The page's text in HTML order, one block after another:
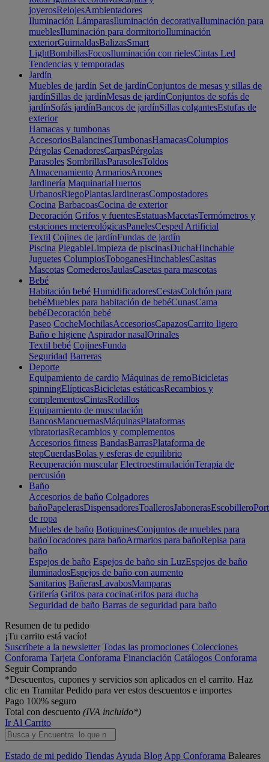
joyerosRelojesAmbientadores
Iluminación LámparasIluminación decorativaIluminación para
mueblesIluminación para dormitorioIluminación
exteriorGuirnaldasBalizasSmart
LightBombillasFocosIluminación con rielesCintas Led
Tendencias y temporadas
Jardín
Muebles de jardín Set de jardínConjuntos de mesas y sillas de
jardínSillas de jardínMesas de jardínConjuntos de sofás de
jardínSofás jardínBancos de jardínSillas colgantesEstufas de
exterior
Hamacas y tumbonas
AccesoriosBalancinesTumbonasHamacasColumpios
Pérgolas CenadoresCarpasPérgolas
Parasoles SombrillasParasolesToldos
Almacenamiento ArmariosArcones
Jardinería MaquinariaHuertos
UrbanosRiegoPlantasJardinerasCompostadores
Cocina BarbacoasCocina de exterior
Decoración Grifos y fuentesEstatuasMacetasTermómetros y
estaciones metereológicasPanelesCesped Artificial
Textil Cojines de jardínFundas de jardín
Piscina PlegableLimpieza de piscinasDuchaHinchable
Juguetes ColumpiosToboganesHinchablesCasitas
Mascotas ComederosJaulasCasetas para mascotas
Bebé
Habitación bebé HumidificadoresCestasColchón para
bebéMuebles para habitación de bebéCunasCama
bebéDecoración bebé
Paseo CocheMochilasAccesoriosCapazosCarrito ligero
Baño e higiene Aspirador nasalOrinales
Textil bebé CojinesFunda
Seguridad Barreras
Deporte
Equipamiento de cardio Máquinas de remoBicicletas
spinningElípticasBicicletas estáticasRecambios y
complementosCintasRodillos
Equipamiento de musculación
BancosMancuernasMáquinasPlataformas
vibratoriasRecambios y complementos
Accesorios fitness BandasBarrasPlataforma de
stepCuerdasBolas y esferas de equilibrio
Recuperación muscular ElectroestimulaciónTerapia de
percusión
Baño
Accesorios de baño Colgadores
bañoPapelerasDispensadoresToallerosJabonerasEscobillero
de ropa
Muebles de baño BotiquinesConjuntos de muebles para
bañoTocadores para bañoArmarios para bañoRepisa para
baño
Espejos de baño Espejos de baño sin LuzEspejos de baño
iluminadosEspejos de baño con aumento
Sanitarios BañerasLavabosMamparas
Grifería Grifos para cocinaGrifos para ducha
Seguridad de baño Barras de seguridad para baño
Resumen de tu pedido
¡Tu carrito está vacío!
Suscríbete a la newsletter Todas las promociones Colecciones
Conforama Tarjeta Conforama Financiación Catálogos Conforama
Seguir Comprando
*Descuentos, cupones y servicios son aplicados en el carrito. Haz
clic en Tramitar Pedido para ver estos descuentos e importes
Pago 100% seguro
Total con descuento (IVA incluido*)
Ir Al Carrito
Estado de mi pedido Tiendas Ayuda Blog App Conforama Baleares